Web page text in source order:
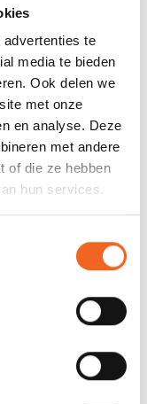
te
media te bieden
Ook delen we
met onze
en analyse. Deze
met andere
of die ze hebben
hun services.